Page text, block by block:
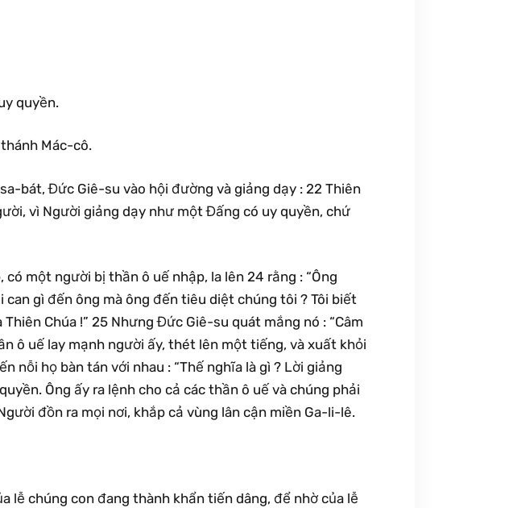
quyền.
Mác-cô.
bát, Đức Giê-su vào hội đường và giảng dạy : 22 Thiên
vì Người giảng dạy như một Đấng có uy quyền, chứ
một người bị thần ô uế nhập, la lên 24 rằng : “Ông
gì đến ông mà ông đến tiêu diệt chúng tôi ? Tôi biết
Chúa !” 25 Nhưng Đức Giê-su quát mắng nó : “Câm
ô uế lay mạnh người ấy, thét lên một tiếng, và xuất khỏi
nỗi họ bàn tán với nhau : “Thế nghĩa là gì ? Lời giảng
Ông ấy ra lệnh cho cả các thần ô uế và chúng phải
đồn ra mọi nơi, khắp cả vùng lân cận miền Ga-li-lê.
lễ chúng con đang thành khẩn tiến dâng, để nhờ của lễ